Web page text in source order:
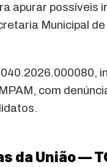
apurar possíveis
Municipal
com
da União —